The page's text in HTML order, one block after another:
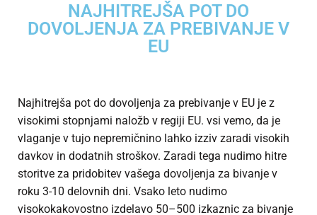
NAJHITREJŠA POT DO
DOVOLJENJA ZA PREBIVANJE V
EU
Najhitrejša pot do dovoljenja za prebivanje v EU je z
visokimi stopnjami naložb v regiji EU. vsi vemo, da je
vlaganje v tujo nepremičnino lahko izziv zaradi visokih
davkov in dodatnih stroškov. Zaradi tega nudimo hitre
storitve za pridobitev vašega dovoljenja za bivanje v
roku 3-10 delovnih dni. Vsako leto nudimo
visokokakovostno izdelavo 50–500 izkaznic za bivanje